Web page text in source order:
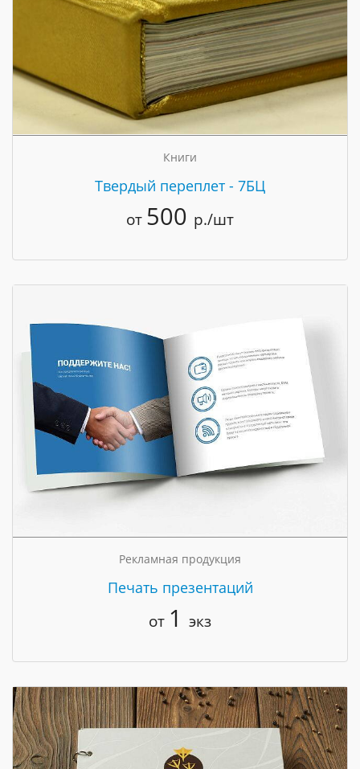
Книги
Твердый переплет - 7БЦ
от 500 р./шт
Рекламная продукция
Печать презентаций
от 1 экз